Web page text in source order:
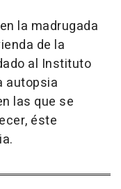
la madrugada
de la
al Instituto
autopsia
las que se
éste